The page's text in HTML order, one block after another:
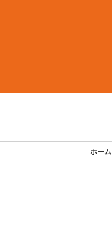
ホーム